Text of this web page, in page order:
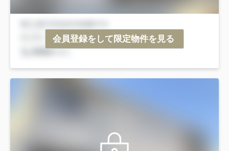
会員登録をして限定物件を見る